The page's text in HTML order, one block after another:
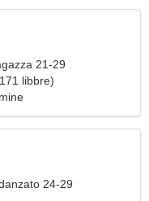
21-29
libbre)
24-29